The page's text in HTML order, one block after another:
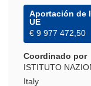
Aportación de
UE
€ 9 977 472,50
Coordinado por
ISTITUTO
Italy